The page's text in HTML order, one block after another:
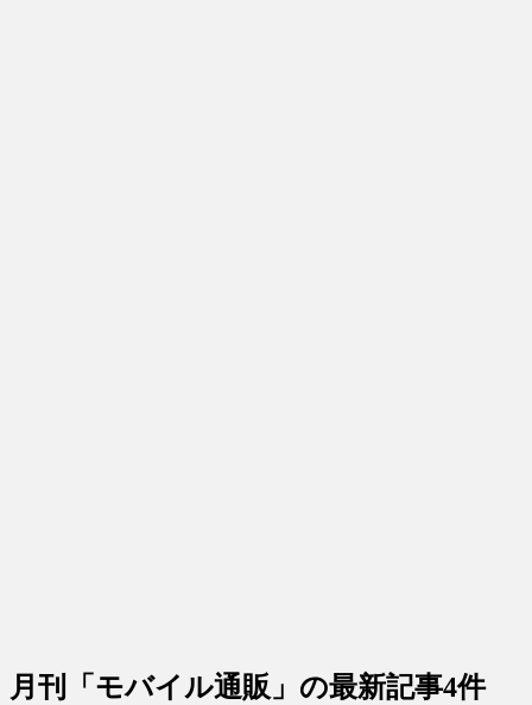
月刊「モバイル通販」 の最新記事4件